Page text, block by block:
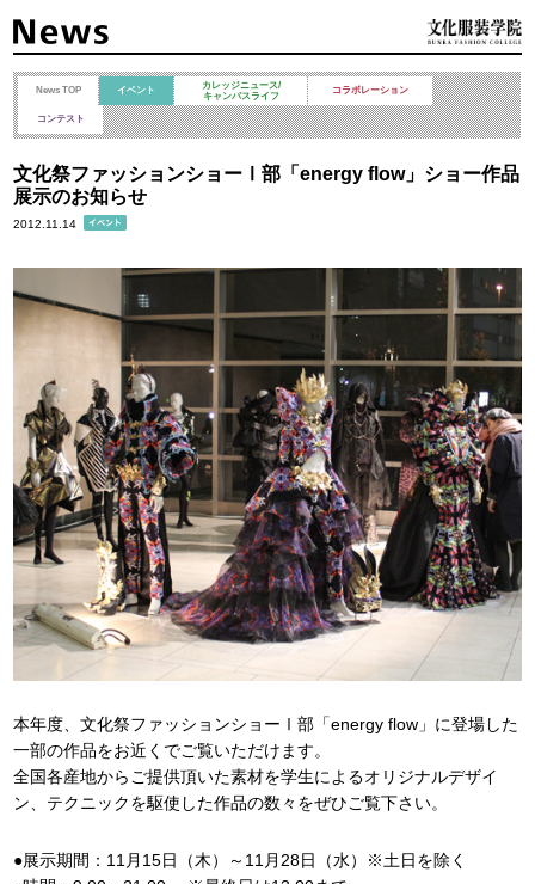
News TOP イベント
カレッジニュース/
キャンパスライフ
コラボレーション
コンテスト
文化祭ファッションショーⅠ部「energy flow」ショー作品
展示のお知らせ
2012.11.14
本年度、文化祭ファッションショーⅠ部「energy flow」に登場した
一部の作品をお近くでご覧いただけます。
全国各産地からご提供頂いた素材を学生によるオリジナルデザイ
ン、テクニックを駆使した作品の数々をぜひご覧下さい。
●展示期間：11月15日（木）～11月28日（水）※土日を除く